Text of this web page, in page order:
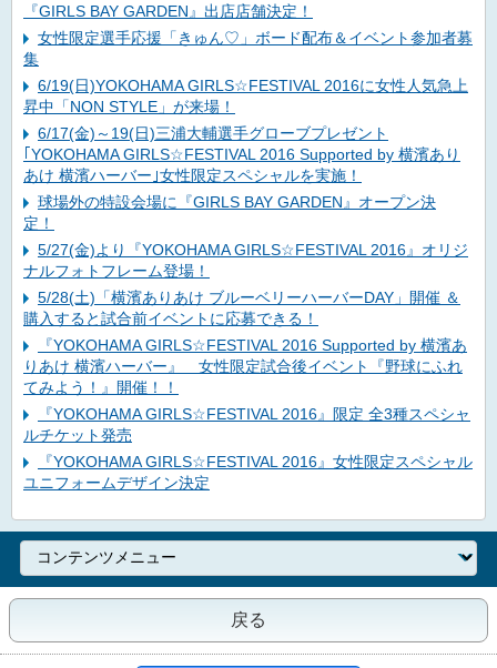
『GIRLS BAY GARDEN』出店店舗決定！
女性限定選手応援「きゅん♡」ボード配布＆イベント参加者募
集
6/19(日)YOKOHAMA GIRLS☆FESTIVAL 2016に女性人気急上
昇中「NON STYLE」が来場！
6/17(金)～19(日)三浦大輔選手グローブプレゼント
｢YOKOHAMA GIRLS☆FESTIVAL 2016 Supported by 横濱あり
あけ 横濱ハーバー｣女性限定スペシャルを実施！
球場外の特設会場に『GIRLS BAY GARDEN』オープン決
定！
5/27(金)より『YOKOHAMA GIRLS☆FESTIVAL 2016』オリジ
ナルフォトフレーム登場！
5/28(土)「横濱ありあけ ブルーベリーハーバーDAY」開催 ＆
購入すると試合前イベントに応募できる！
『YOKOHAMA GIRLS☆FESTIVAL 2016 Supported by 横濱あ
りあけ 横濱ハーバー』 女性限定試合後イベント『野球にふれ
てみよう！』開催！！
『YOKOHAMA GIRLS☆FESTIVAL 2016』限定 全3種スペシャ
ルチケット発売
『YOKOHAMA GIRLS☆FESTIVAL 2016』女性限定スペシャル
ユニフォームデザイン決定
戻る